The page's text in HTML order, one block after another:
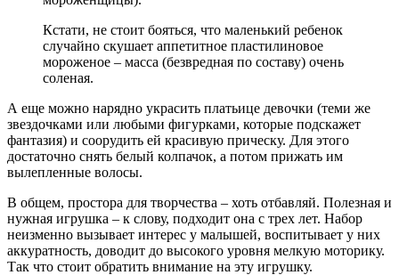
Кстати, не стоит бояться, что маленький ребенок
случайно скушает аппетитное пластилиновое
мороженое – масса (безвредная по составу) очень
соленая.
А еще можно нарядно украсить платьице девочки (теми же
звездочками или любыми фигурками, которые подскажет
фантазия) и соорудить ей красивую прическу. Для этого
достаточно снять белый колпачок, а потом прижать им
вылепленные волосы.
В общем, простора для творчества – хоть отбавляй. Полезная и
нужная игрушка – к слову, подходит она с трех лет. Набор
неизменно вызывает интерес у малышей, воспитывает у них
аккуратность, доводит до высокого уровня мелкую моторику.
Так что стоит обратить внимание на эту игрушку.